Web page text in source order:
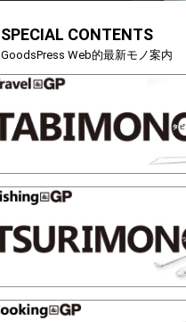
SPECIAL CONTENTS
GoodsPress Web的最新モノ案内